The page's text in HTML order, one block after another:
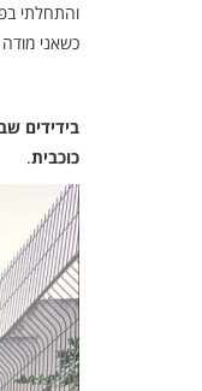
והתחלתי
כשאני
כוכבית.